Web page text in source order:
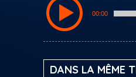
00:00
DANS LA MÊME